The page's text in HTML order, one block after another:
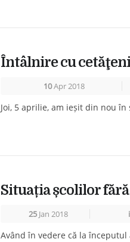
Întâlnire cu
10Apr 2018
Joi, 5 aprilie, am ieșit din nou
Situația școlilor
25Jan 2018
Având în vedere că la